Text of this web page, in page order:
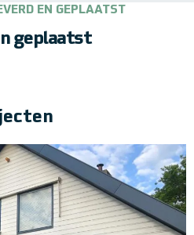
EN GEPLAATST
geplaatst